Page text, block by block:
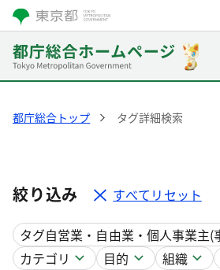
都庁総合トップ タグ詳細検索
絞り込み すべてリセット
タグ自営業・自由業・個人事業主(
カテゴリ
目的 組織